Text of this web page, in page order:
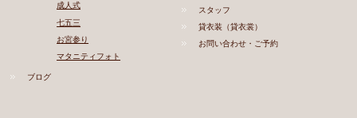
成人式
七五三
お宮参り
マタニティフォト
ブログ
スタッフ
貸衣装（貸衣裳）
お問い合わせ・ご予約